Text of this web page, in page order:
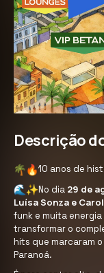
Descrição
10 anos de
No dia 29 de
Luísa Sonza e
funk e muita
transformar o
hits que marcaram
Paranoá.